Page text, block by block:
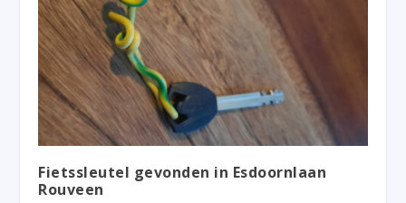
Fietssleutel gevonden in Esdoornlaan
Rouveen